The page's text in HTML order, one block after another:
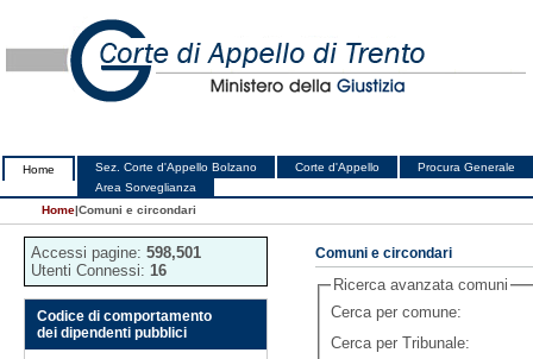
Home Sez. Corte d'Appello Bolzano Corte d'Appello
Procura Generale
Area Sorveglianza
Home|Comuni e circondari
Comuni e circondari
Ricerca avanzata comuni
Cerca per comune:
Cerca per Tribunale:
Accessi pagine: 598,501
Utenti Connessi: 16
Codice di comportamento
dei dipendenti pubblici